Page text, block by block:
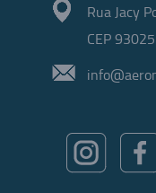
Rua Jacy
CEP